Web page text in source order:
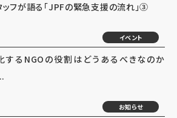
ッフが語る「JPFの緊急支援の流れ」③
イベント
するNGOの役割はどうあるべきなのか
お知らせ